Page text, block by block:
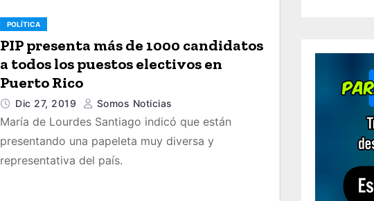
POLÍTICA
PIP presenta más de 1000 candidatos
a todos los puestos electivos en
Puerto Rico
Dic 27, 2019 Somos Noticias
María de Lourdes Santiago indicó que están
presentando una papeleta muy diversa y
representativa del país.